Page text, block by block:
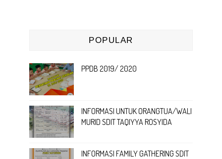
POPULAR
PPDB 2019/ 2020
INFORMASI UNTUK ORANGTUA/WALI
MURID SDIT TAQIYYA ROSYIDA
INFORMASI FAMILY GATHERING SDIT